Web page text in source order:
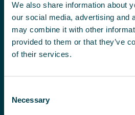
We also share information about
our social media, advertising and
may combine it with other
provided to them or that they’ve
of their services.
Selection
Necessary
Hulp nodig
bij het
verbeteren
van de
luchtkwaliteit
graag bij het